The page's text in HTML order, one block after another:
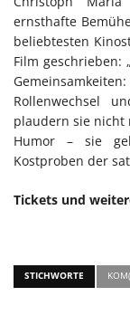
ernsthafte
beliebtesten
Film geschrieben:
Rollenwechsel
plaudern sie
Humor – sie
Kostproben der
Tickets und
STICHWORTE